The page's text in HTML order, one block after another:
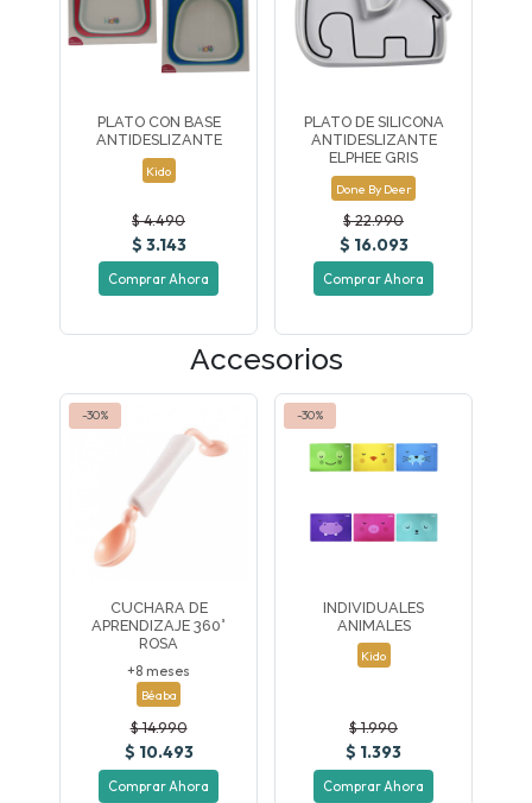
PLATO CON BASE
ANTIDESLIZANTE
Kido
$ 4.490
$ 3.143
Comprar Ahora
PLATO DE SILICONA
ANTIDESLIZANTE
ELPHEE GRIS
Done By Deer
$ 22.990
$ 16.093
Comprar Ahora
Accesorios
-30%
CUCHARA DE
APRENDIZAJE 360°
ROSA
+8 meses
Béaba
$ 14.990
$ 10.493
Comprar Ahora
-30%
INDIVIDUALES
ANIMALES
Kido
$ 1.990
$ 1.393
Comprar Ahora